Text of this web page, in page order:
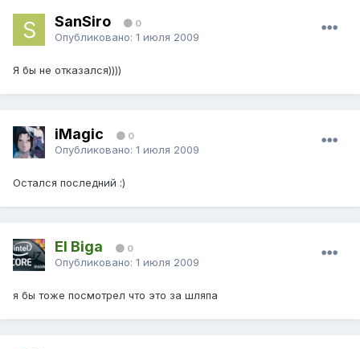
SanSiro 0
Опубликовано: 1 июля 2009
Я бы не отказался))))
iMagic 0
Опубликовано: 1 июля 2009
Остался последний :)
El Biga 0
Опубликовано: 1 июля 2009
я бы тоже посмотрел что это за шляпа